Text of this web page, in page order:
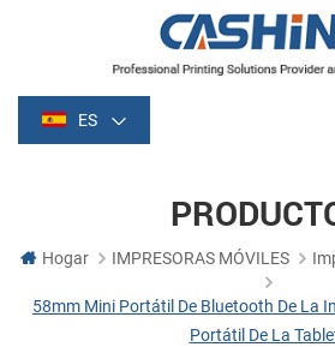
ES
Hogar IMPRESORAS MÓVILES
58mm Mini Portátil De Bluetooth De La
Portátil De La